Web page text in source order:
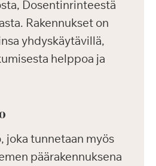
Dosentinrinteestä
Rakennukset on
yhdyskäytävillä,
helppoa ja
joka tunnetaan myös
päärakennuksena